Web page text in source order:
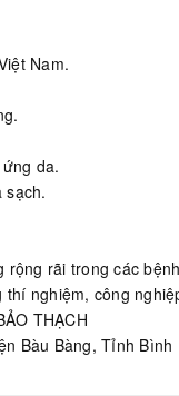
Nam.
da.
sạch.
rãi trong các
nghiệm, công
THẠCH
Bàu Bàng, Tỉnh Bình